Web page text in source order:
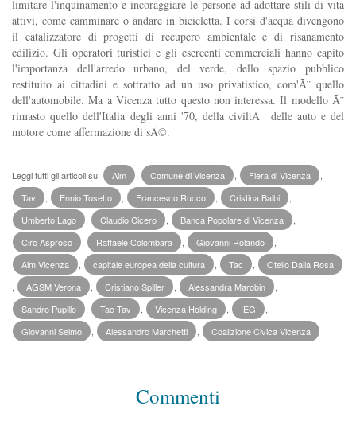
limitare l'inquinamento e incoraggiare le persone ad adottare stili di vita
attivi, come camminare o andare in bicicletta. I corsi d'acqua divengono
il catalizzatore di progetti di recupero ambientale e di risanamento
edilizio. Gli operatori turistici e gli esercenti commerciali hanno capito
l'importanza dell'arredo urbano, del verde, dello spazio pubblico
restituito ai cittadini e sottratto ad un uso privatistico, com'Ã¨ quello
dell'automobile. Ma a Vicenza tutto questo non interessa. Il modello Ã¨
rimasto quello dell'Italia degli anni '70, della civiltÃ delle auto e del
motore come affermazione di sÃ©.
Leggi tutti gli articoli su: Aim Comune di Vicenza Fiera di Vicenza
Tav
Ennio Tosetto Francesco Rucco Cristina Balbi
Umberto Lago
Claudio Cicero Banca Popolare di Vicenza
Ciro Asproso
Raffaele Colombara Giovanni Rolando
Aim Vicenza
capitale europea della cultura Tac
Otello Dalla Rosa
AGSM Verona Cristiano Spiller Alessandra Marobin
Sandro Pupillo
Tac Tav Vicenza Holding IEG
Giovanni Selmo
Alessandro Marchetti Coalizione Civica Vicenza
Commenti